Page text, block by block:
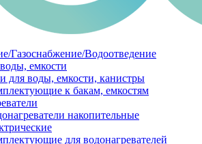
Газоснабжение/Водоотведение
емкости
для воды, емкости, канистры
к бакам, емкостям
накопительные
для водонагревателей